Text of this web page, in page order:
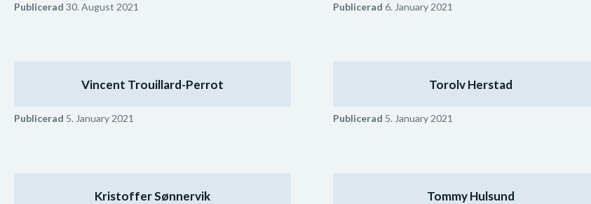
Publicerad 30. August 2021 Publicerad 6. January 2021
Vincent Trouillard-Perrot
Publicerad 5. January 2021
Torolv Herstad
Publicerad 5. January 2021
Kristoffer Sønnervik Tommy Hulsund